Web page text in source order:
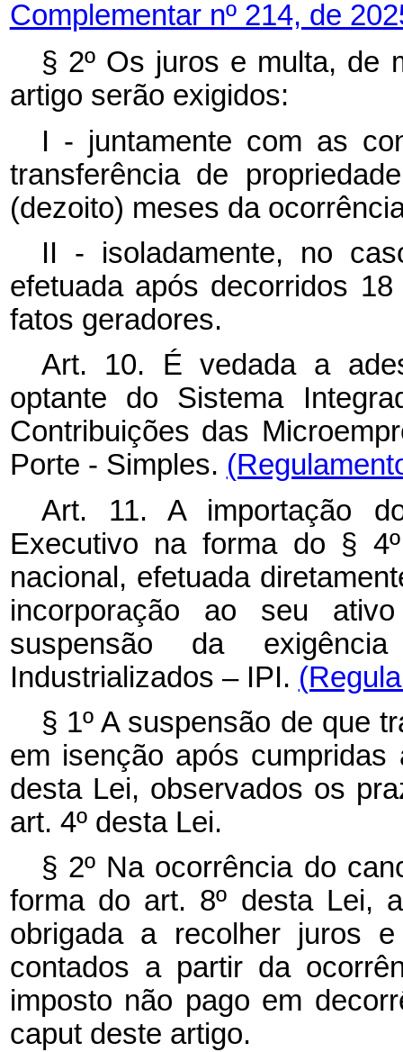
Complementar nº 214, de
§ 2º Os juros e multa, de
artigo serão exigidos:
I - juntamente com as
transferência de
(dezoito) meses da
II - isoladamente, no
efetuada após decorridos
fatos geradores.
Art. 10. É vedada a
optante do Sistema
Contribuições das
Porte - Simples.
Art. 11. A importação
Executivo na forma do §
nacional, efetuada
incorporação ao seu
suspensão da
Industrializados – IPI.
§ 1º A suspensão de que
em isenção após
desta Lei, observados os
art. 4º desta Lei.
§ 2º Na ocorrência do
forma do art. 8º desta Lei,
obrigada a recolher juros
contados a partir da
imposto não pago em
caput deste artigo.